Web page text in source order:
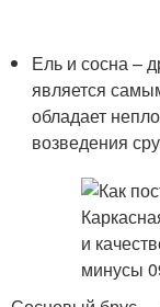
Ель и сосна –
является
обладает
возведения